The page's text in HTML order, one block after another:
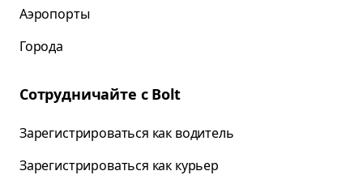
Аэропорты
Города
Сотрудничайте с Bolt
Зарегистрироваться как водитель
Зарегистрироваться как курьер